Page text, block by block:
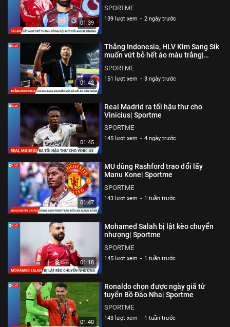
01:39
SPORTME
139 lượt xem - 2 ngày trước
01:42
Thắng Indonesia, HLV Kim Sang Sik
muốn vứt bỏ hết áo màu trắng|
SPORTME
151 lượt xem - 3 ngày trước
01:45
Real Madrid ra tối hậu thư cho
Vinicius| Sportme
SPORTME
145 lượt xem - 4 ngày trước
01:47
MU dùng Rashford trao đổi lấy
Manu Kone| Sportme
SPORTME
143 lượt xem - 1 tuần trước
01:18
Mohamed Salah bị lật kèo chuyển
nhượng| Sportme
SPORTME
145 lượt xem - 1 tuần trước
01:40
Ronaldo chọn được ngày giã từ
tuyển Bồ Đào Nha| Sportme
SPORTME
143 lượt xem - 1 tuần trước